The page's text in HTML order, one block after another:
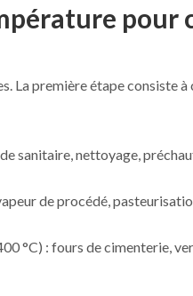
pour
La première étape consiste
sanitaire, nettoyage,
de procédé,
°C) : fours de cimenterie,